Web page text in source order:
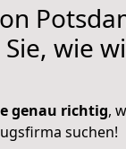
wie
genau richtig,
suchen!